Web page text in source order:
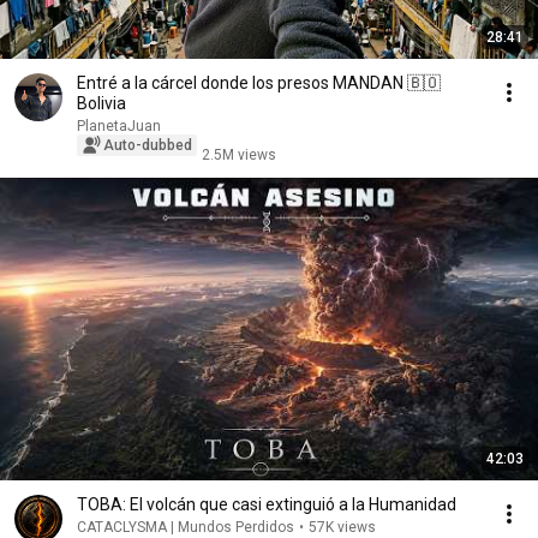
28:41
Entré a la cárcel donde los presos MANDAN 🇧🇴
Bolivia
PlanetaJuan
Auto-dubbed
2.5M views
42:03
TOBA: El volcán que casi extinguió a la Humanidad
CATACLYSMA | Mundos Perdidos • 57K views